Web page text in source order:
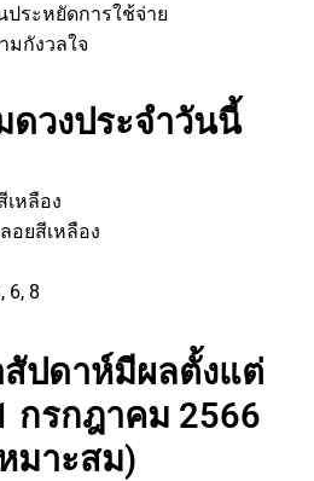
ประหยัดการใช้จ่าย
มกังวลใจ
ดวงประจำวันนี้
หลือง
อยสีเหลือง
6, 8
ปดาห์มีผลตั้งแต่
กรกฎาคม 2566
มาะสม)